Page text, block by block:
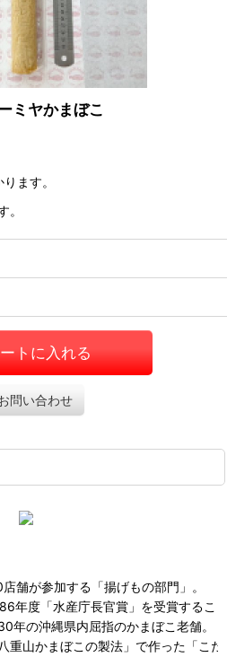
ミヤかまぼこ
ます。
。
トに入れる
問い合わせ
舗が参加する「揚げもの部門」。
年度「水産庁長官賞」を受賞するこ
年の沖縄県内屈指のかまぼこ老舗。
重山かまぼこの製法」で作った「こ